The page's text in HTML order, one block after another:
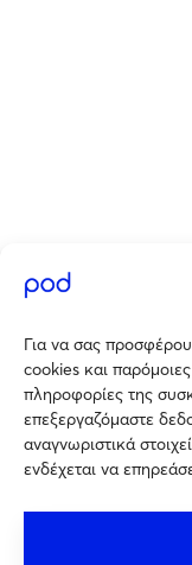
Για να σας
cookies και
πληροφορίες της
επεξεργαζόμαστε
αναγνωριστικά
ενδέχεται να